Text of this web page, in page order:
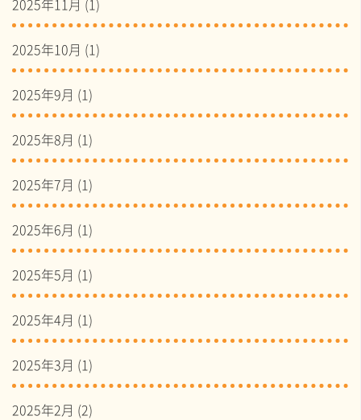
2025年11月 (1)
2025年10月 (1)
2025年9月 (1)
2025年8月 (1)
2025年7月 (1)
2025年6月 (1)
2025年5月 (1)
2025年4月 (1)
2025年3月 (1)
2025年2月 (2)